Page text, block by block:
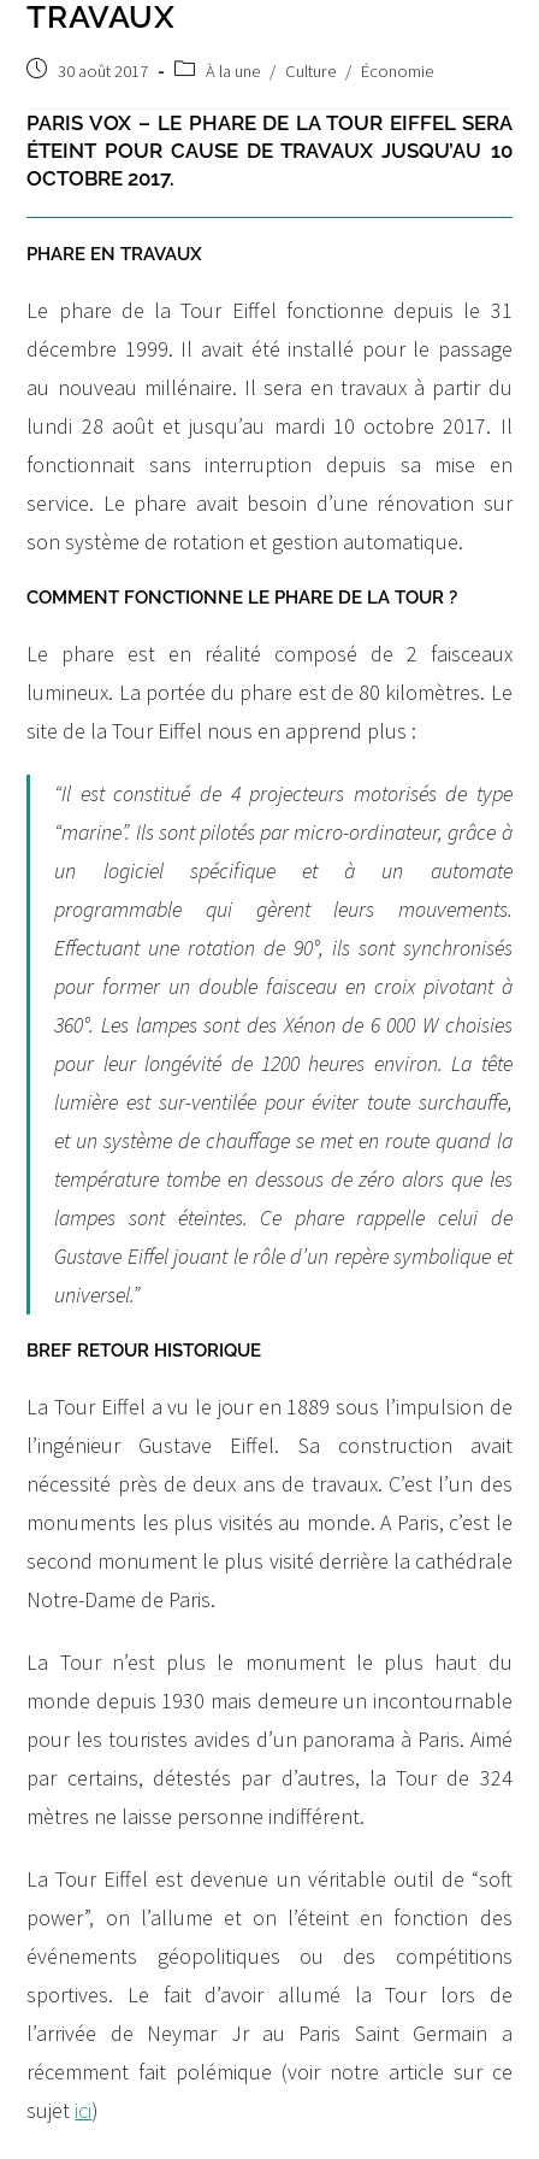
TRAVAUX
Post30 août 2017
PostÀ la une / Culture / Économie
PARIS VOX – LE PHARE DE LA TOUR EIFFEL SERA
ÉTEINT POUR CAUSE DE TRAVAUX JUSQU’AU 10
OCTOBRE 2017.
PHARE EN TRAVAUX
Le phare de la Tour Eiffel fonctionne depuis le 31
décembre 1999. Il avait été installé pour le passage
au nouveau millénaire. Il sera en travaux à partir du
lundi 28 août et jusqu’au mardi 10 octobre 2017. Il
fonctionnait sans interruption depuis sa mise en
service. Le phare avait besoin d’une rénovation sur
son système de rotation et gestion automatique.
COMMENT FONCTIONNE LE PHARE DE LA TOUR ?
Le phare est en réalité composé de 2 faisceaux
lumineux. La portée du phare est de 80 kilomètres. Le
site de la Tour Eiffel nous en apprend plus :
“Il est constitué de 4 projecteurs motorisés de type
“marine”. Ils sont pilotés par micro-ordinateur, grâce à
un logiciel spécifique et à un automate
programmable qui gèrent leurs mouvements.
Effectuant une rotation de 90°, ils sont synchronisés
pour former un double faisceau en croix pivotant à
360°. Les lampes sont des Xénon de 6 000 W choisies
pour leur longévité de 1200 heures environ. La tête
lumière est sur-ventilée pour éviter toute surchauffe,
et un système de chauffage se met en route quand la
température tombe en dessous de zéro alors que les
lampes sont éteintes. Ce phare rappelle celui de
Gustave Eiffel jouant le rôle d’un repère symbolique et
universel.”
BREF RETOUR HISTORIQUE
La Tour Eiffel a vu le jour en 1889 sous l’impulsion de
l’ingénieur Gustave Eiffel. Sa construction avait
nécessité près de deux ans de travaux. C’est l’un des
monuments les plus visités au monde. A Paris, c’est le
second monument le plus visité derrière la cathédrale
Notre-Dame de Paris.
La Tour n’est plus le monument le plus haut du
monde depuis 1930 mais demeure un incontournable
pour les touristes avides d’un panorama à Paris. Aimé
par certains, détestés par d’autres, la Tour de 324
mètres ne laisse personne indifférent.
La Tour Eiffel est devenue un véritable outil de “soft
power”, on l’allume et on l’éteint en fonction des
événements géopolitiques ou des compétitions
sportives. Le fait d’avoir allumé la Tour lors de
l’arrivée de Neymar Jr au Paris Saint Germain a
récemment fait polémique (voir notre article sur ce
sujet ici)